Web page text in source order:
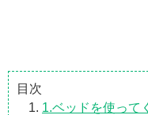
目次
1.ベッドを使って